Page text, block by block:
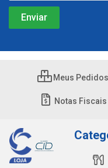
Meus Pedidos
Notas Fiscais